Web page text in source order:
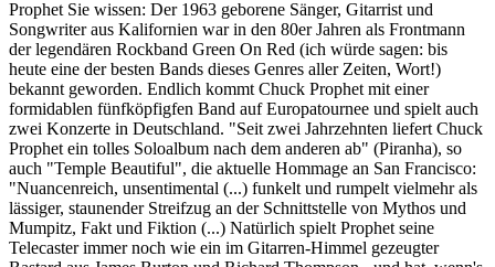
Prophet Sie wissen: Der 1963 geborene Sänger, Gitarrist und
Songwriter aus Kalifornien war in den 80er Jahren als Frontmann
der legendären Rockband Green On Red (ich würde sagen: bis
heute eine der besten Bands dieses Genres aller Zeiten, Wort!)
bekannt geworden. Endlich kommt Chuck Prophet mit einer
formidablen fünfköpfigfen Band auf Europatournee und spielt auch
zwei Konzerte in Deutschland. "Seit zwei Jahrzehnten liefert Chuck
Prophet ein tolles Soloalbum nach dem anderen ab" (Piranha), so
auch "Temple Beautiful", die aktuelle Hommage an San Francisco:
"Nuancenreich, unsentimental (...) funkelt und rumpelt vielmehr als
lässiger, staunender Streifzug an der Schnittstelle von Mythos und
Mumpitz, Fakt und Fiktion (...) Natürlich spielt Prophet seine
Telecaster immer noch wie ein im Gitarren-Himmel gezeugter